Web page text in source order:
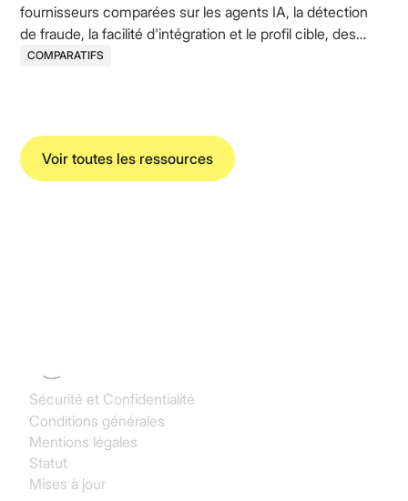
fournisseurs comparées sur les agents IA, la détection
de fraude, la facilité d'intégration et le profil cible, des
acteurs historiques aux challengers AI-native.
COMPARATIFS
Voir toutes les ressources
Sécurité et Confidentialité
Conditions générales
Mentions légales
Statut
Mises à jour